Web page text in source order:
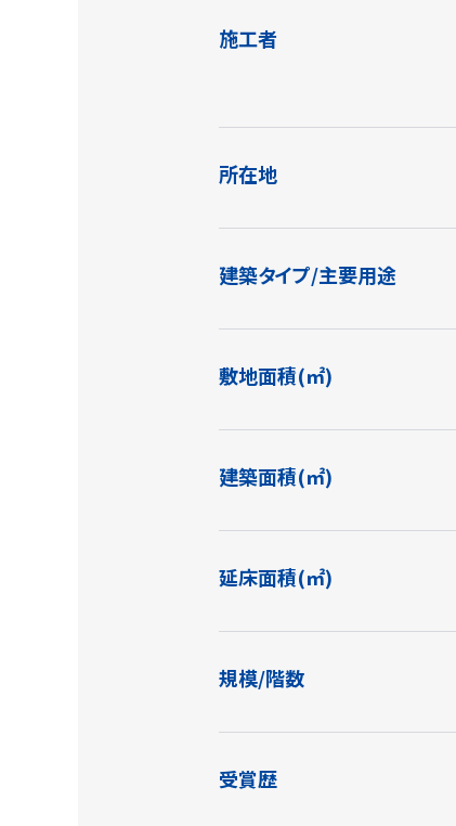
施工者
所在地
建築タイプ/主要用途
敷地面積(㎡)
建築面積(㎡)
延床面積(㎡)
規模/階数
受賞歴